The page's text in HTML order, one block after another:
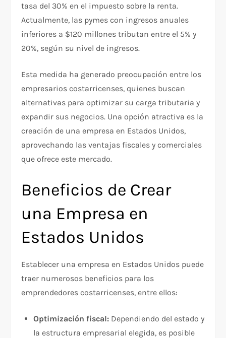
tasa del 30% en el impuesto sobre la renta.
Actualmente, las pymes con ingresos anuales
inferiores a $120 millones tributan entre el 5% y
20%, según su nivel de ingresos.
Esta medida ha generado preocupación entre los
empresarios costarricenses, quienes buscan
alternativas para optimizar su carga tributaria y
expandir sus negocios. Una opción atractiva es la
creación de una empresa en Estados Unidos,
aprovechando las ventajas fiscales y comerciales
que ofrece este mercado.
Beneficios de Crear
una Empresa en
Estados Unidos
Establecer una empresa en Estados Unidos puede
traer numerosos beneficios para los
emprendedores costarricenses, entre ellos:
Optimización fiscal: Dependiendo del estado y
la estructura empresarial elegida, es posible